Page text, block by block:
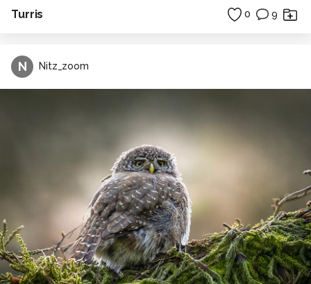
Turris 0 9
N Nitz_zoom